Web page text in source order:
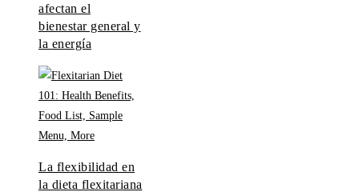
afectan el
bienestar general y
la energía
La flexibilidad en
la dieta flexitariana